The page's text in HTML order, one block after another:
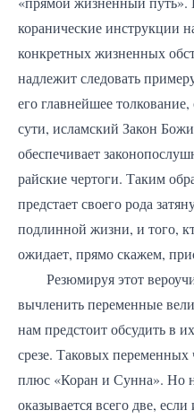
коранические инструкции
конкретных жизненных
надлежит следовать
его главнейшее
сути, исламский Закон
обеспечивает
райские чертоги. Таким
предстает своего рода
подлинной жизни, и того,
ожидает, прямо скажем,
Резюмируя этот
вычленить переменные
нам предстоит обсудить в
срезе. Таковых переменных
плюс «Коран и Сунна». Но
оказывается всего две,